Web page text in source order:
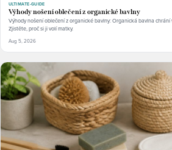
ULTIMATE-GUIDE
Výhody nošení oblečení z organické bavlny
Výhody nošení oblečení z organické bavlny: Organická bavlna
Zjistěte, proč si ji volí matky.
Aug 5, 2026